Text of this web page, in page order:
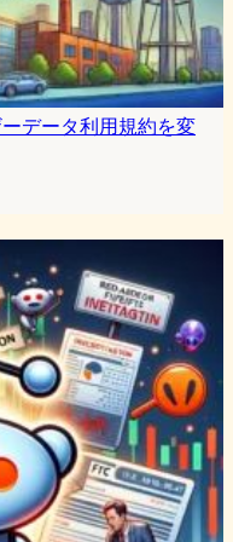
データ利用規約を変